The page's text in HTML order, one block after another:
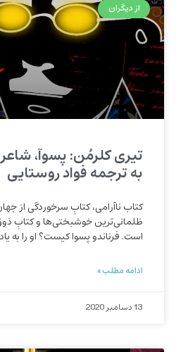
از دیگران
تیری کلرمُن: پسوآ،
به ترجمه فواد روستایی
کتاب ناآرامی، کتابِ سرخوردگی از
ظلمانی‌ترین خوشبختی‌ها و کتابِ
است. فرناندو پسوا کیست؟ او را به
ادامه مطلب »
13 دسامبر 2020